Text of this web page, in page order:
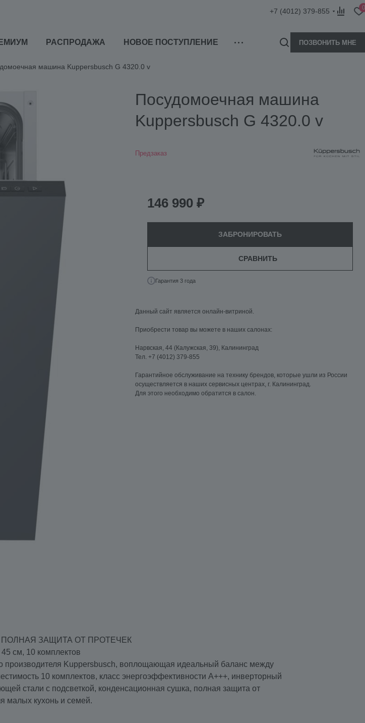
+7 (4012) 379-855 0
РАСПРОДАЖА НОВОЕ ПОСТУПЛЕНИЕ ПОЗВОНИТЬ МНЕ
машина Kuppersbusch G 4320.0 v
Посудомоечная машина
Kuppersbusch G 4320.0 v
Предзаказ
146 990 ₽
ЗАБРОНИРОВАТЬ
СРАВНИТЬ
Гарантия 3 года
Данный сайт является онлайн-витриной.
Приобрести товар вы можете в наших салонах:
Нарвская, 44 (Калужская, 39), Калининград
Тел. +7 (4012) 379-855
Гарантийное обслуживание на технику брендов, которые ушли из России
осуществляется в наших сервисных центрах, г. Калининград.
Для этого необходимо обратится в салон.
ПОЛНАЯ ЗАЩИТА ОТ ПРОТЕЧЕК
см, 10 комплектов
производителя Kuppersbusch, воплощающая идеальный баланс между
10 комплектов, класс энергоэффективности A+++, инверторный
стали с подсветкой, конденсационная сушка, полная защита от
малых кухонь и семей.